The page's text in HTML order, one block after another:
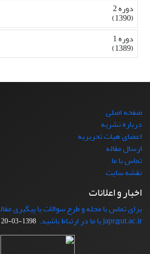
دوره 2
(1390)
دوره 1
(1389)
صفحه اصلی
درباره نشریه
اعضای هیات تحریریه
ارسال مقاله
تماس با ما
نقشه سایت
اخبار و اعلانات
برای تماس با مجله و طرح سوالات یا پیگیری
japr@ut.ac.ir با ما در ارتباط باشید.
1398-03-20